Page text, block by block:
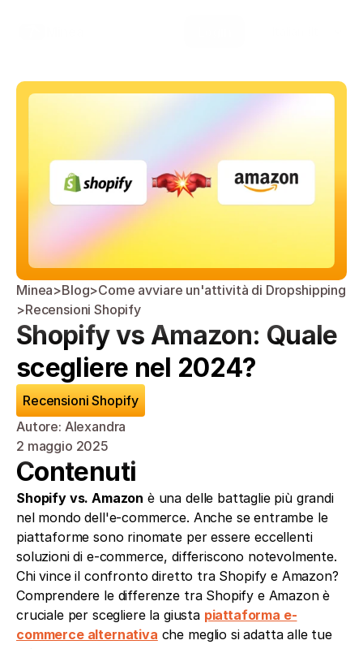
Minea>Blog>Come avviare un'attività di Dropshipping
>Recensioni Shopify
Shopify vs Amazon: Quale
scegliere nel 2024?
Recensioni Shopify
Autore: Alexandra
2 maggio 2025
Contenuti
Shopify vs. Amazon è una delle battaglie più grandi
nel mondo dell'e-commerce. Anche se entrambe le
piattaforme sono rinomate per essere eccellenti
soluzioni di e-commerce, differiscono notevolmente.
Chi vince il confronto diretto tra Shopify e Amazon?
Comprendere le differenze tra Shopify e Amazon è
cruciale per scegliere la giusta piattaforma e-
commerce alternativa che meglio si adatta alle tue